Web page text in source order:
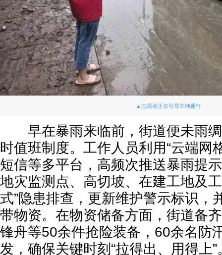
▲志愿者正在引导车辆通行
早在暴雨来临前，街道便未雨绸
时值班制度。工作人员利用“云端网
短信等多平台，高频次推送暴雨提
地灾监测点、高切坡、在建工地及
式”隐患排查，更新维护警示标识，
带物资。在物资储备方面，街道备
锋舟等50余件抢险装备，60余名防
发，确保关键时刻“拉得出、用得上”